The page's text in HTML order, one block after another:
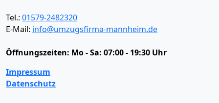
Tel.: 01579-2482320
E-Mail: info@umzugsfirma-mannheim.de
Öffnungszeiten: Mo - Sa: 07:00 - 19:30 Uhr
Impressum
Datenschutz